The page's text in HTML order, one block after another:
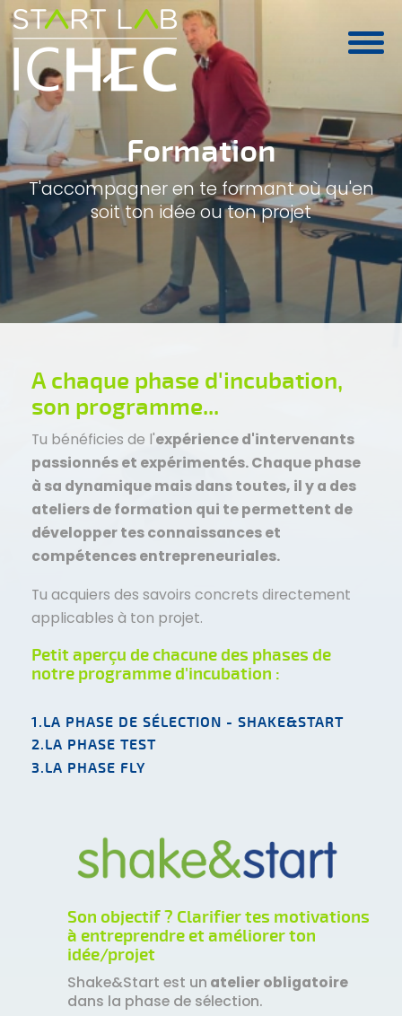
Aller au contenu principal
Formation
T'accompagner en te formant où qu'en
soit ton idée ou ton projet
A chaque phase d'incubation,
son programme...
Tu bénéficies de l'expérience d'intervenants
passionnés et expérimentés. Chaque phase
à sa dynamique mais dans toutes, il y a des
ateliers de formation qui te permettent de
développer tes connaissances et
compétences entrepreneuriales.
Tu acquiers des savoirs concrets directement
applicables à ton projet.
Petit aperçu de chacune des phases de
notre programme d'incubation :
1.LA PHASE DE SÉLECTION - SHAKE&START
2.LA PHASE TEST
3.LA PHASE FLY
Son objectif ? Clarifier tes motivations
à entreprendre et améliorer ton
idée/projet
Shake&Start est un atelier obligatoire
dans la phase de sélection.